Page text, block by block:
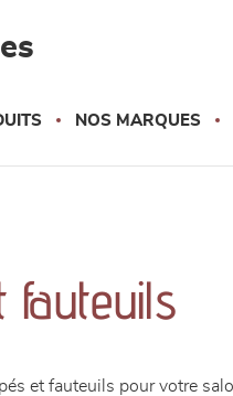
NOS MARQUES
et fauteuils pour votre